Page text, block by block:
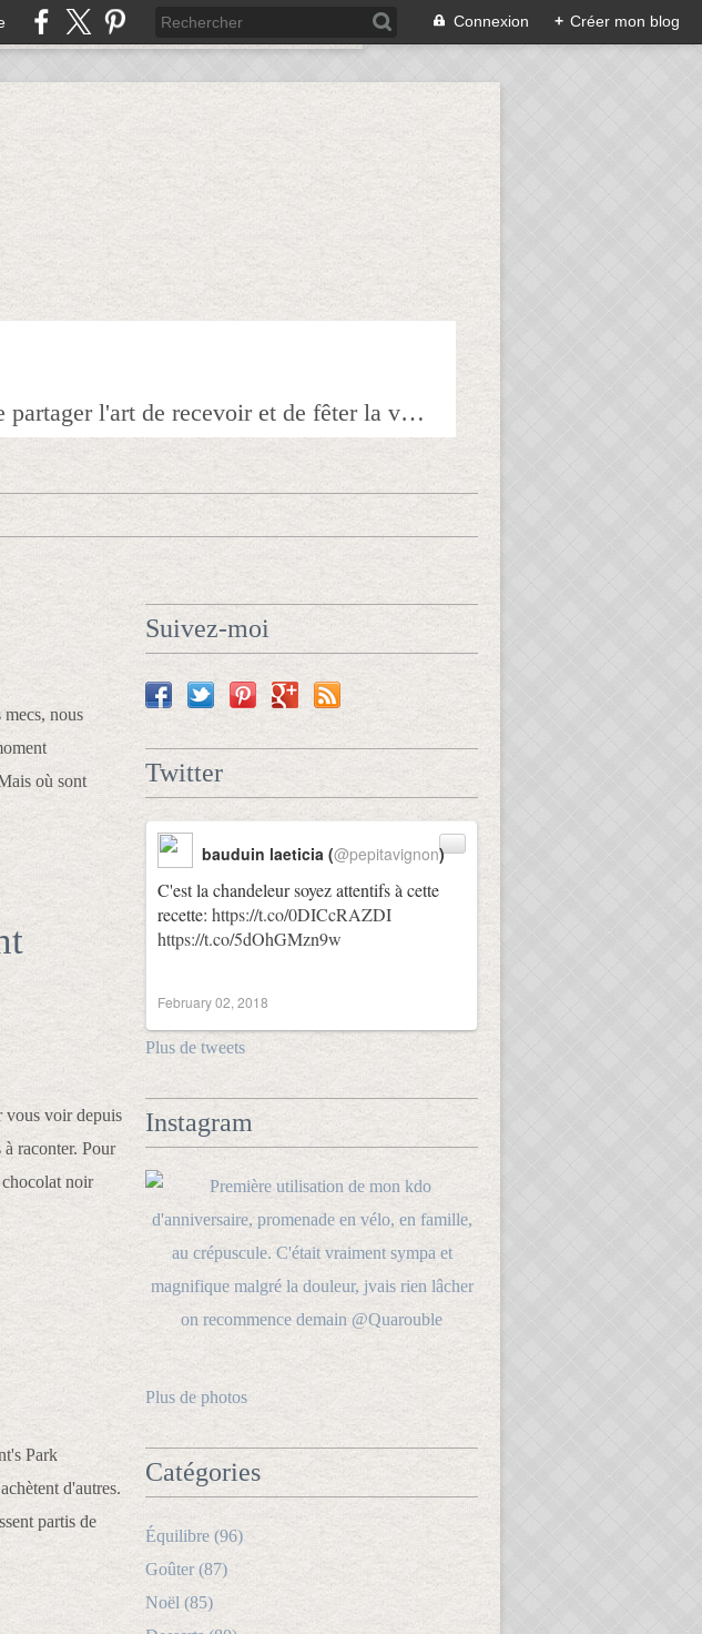
Connexion + Créer mon blog
Bienvenue sur mon blog à tous ceux qui ont envie de partager l'art de recevoir et de fêter la veille le lendemain.Pour tous les épicuriens, hédonistes et autres amoureux de la bonne chair!!!!j'espère que vous trouverez mes astuces et mes recettes amusantes et que vous prendrez plaisir à les réaliser.n'hésitez surtout pas à me laisser vos réactions ou vos suggestions pour que tout le monde en profite!!!allez maintenant tous à table!!! Pepitavignon.
nous
où sont
vous voir depuis
raconter. Pour
chocolat noir
Park
d'autres.
partis de
Suivez-moi
Twitter
C'est la chandeleur soyez attentifs à cette
recette: https://t.co/0DICcRAZDI
https://t.co/5dOhGMzn9w
bauduin laeticia (@pepitavignon)
February 02, 2018
Plus de tweets
Instagram
Plus de photos
Catégories
Équilibre (96)
Goûter (87)
Noël (85)